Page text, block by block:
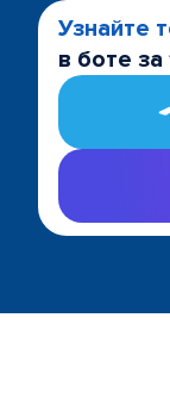
Узнайте
в боте за